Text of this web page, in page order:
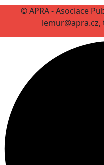
© APRA - Asociace
lemur@apra.cz,